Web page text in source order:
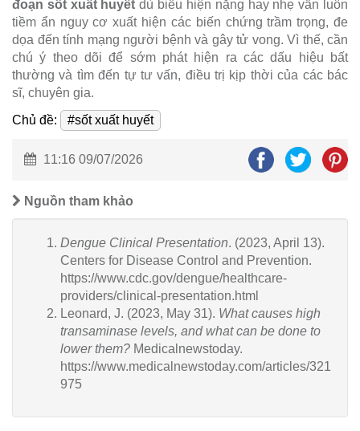
đoạn sốt xuất huyết dù biểu hiện nặng hay nhẹ vẫn luôn
tiềm ẩn nguy cơ xuất hiện các biến chứng trầm trọng, đe
dọa đến tính mạng người bệnh và gây tử vong. Vì thế, cần
chú ý theo dõi để sớm phát hiện ra các dấu hiệu bất
thường và tìm đến tự tư vấn, điều trị kịp thời của các bác
sĩ, chuyên gia.
Chủ đề:
#sốt xuất huyết
11:16 09/07/2026
Nguồn tham khảo
Dengue Clinical Presentation. (2023, April 13).
Centers for Disease Control and Prevention.
https://www.cdc.gov/dengue/healthcare-
providers/clinical-presentation.html
Leonard, J. (2023, May 31). What causes high
transaminase levels, and what can be done to
lower them? Medicalnewstoday.
https://www.medicalnewstoday.com/articles/321
975